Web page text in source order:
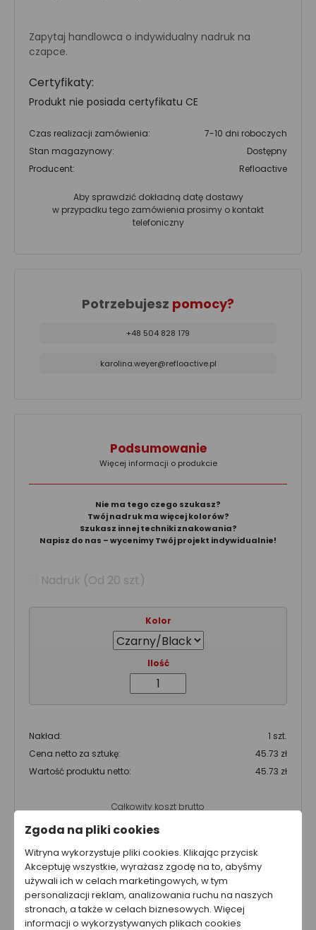
Zapytaj handlowca o indywidualny nadruk na
czapce.
Certyfikaty:
Produkt nie posiada certyfikatu CE
Czas realizacji zamówienia:
7-10 dni roboczych
Stan magazynowy:
Dostępny
Producent:
Refloactive
Aby sprawdzić dokładną datę dostawy
w przypadku tego zamówienia prosimy o kontakt
telefoniczny
Potrzebujesz pomocy?
+48 504 828 179
karolina.weyer@refloactive.pl
Podsumowanie
Więcej informacji o produkcie
Nie ma tego czego szukasz?
Twój nadruk ma więcej kolorów?
Szukasz innej techniki znakowania?
Napisz do nas – wycenimy Twój projekt indywidualnie!
Nadruk (Od 20 szt)
Kolor
Ilość
Nakład:
1 szt.
Cena netto za sztukę:
45.73 zł
Wartość produktu netto:
45.73 zł
Całkowity koszt brutto
56.25 zł
45.73 zł
Cena nie zawiera kosztów wysyłki.
Zgoda na pliki cookies
Witryna wykorzystuje pliki cookies. Klikając przycisk
Akceptuję wszystkie, wyrażasz zgodę na to, abyśmy
używali ich w celach marketingowych, w tym
personalizacji reklam, analizowania ruchu na naszych
stronach, a także w celach biznesowych. Więcej
informacji o wykorzystywanych plikach cookies